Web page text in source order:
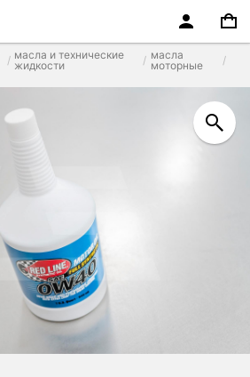
масла и технические
жидкости
масла
моторные